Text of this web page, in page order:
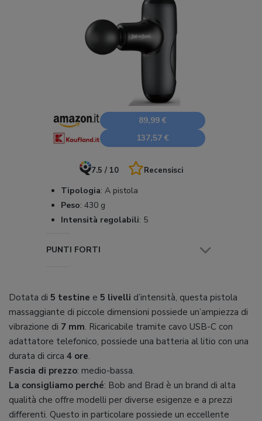
89,99 €
137,57 €
7.5 / 10 Recensisci
Tipologia: A pistola
Peso: 430 g
Intensità regolabili: 5
PUNTI FORTI
Dotata di 5 testine e 5 livelli d’intensità, questa pistola
massaggiante di piccole dimensioni possiede un’ampiezza di
vibrazione di 7 mm. Ricaricabile tramite cavo USB-C con
adattatore telefonico, possiede una batteria al litio con una
durata di circa 4 ore.
Fascia di prezzo: medio-bassa.
La consigliamo perché: Bob and Brad è un brand di alta
qualità che offre modelli per diverse esigenze e a prezzi
differenti. Questo in particolare possiede un eccellente